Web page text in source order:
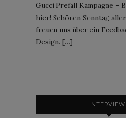
Gucci Prefall Kampagne –
hier! Schönen Sonntag
freuen uns über ein
Design. […]